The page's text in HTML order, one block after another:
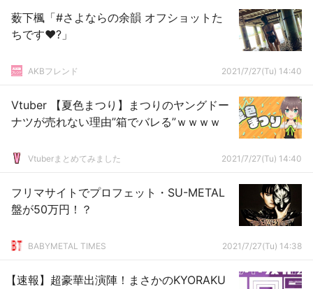
薮下楓「#さよならの余韻 オフショットた
ちです❤‍?」
AKBフレンド 2021/7/27(Tu) 14:40
Vtuber 【夏色まつり】まつりのヤングドー
ナツが売れない理由”箱でバレる”ｗｗｗｗ
Vtuberまとめてみました 2021/7/27(Tu) 14:40
フリマサイトでプロフェット・SU-METAL
盤が50万円！？
BABYMETAL TIMES 2021/7/27(Tu) 14:38
【速報】超豪華出演陣！まさかのKYORAKU